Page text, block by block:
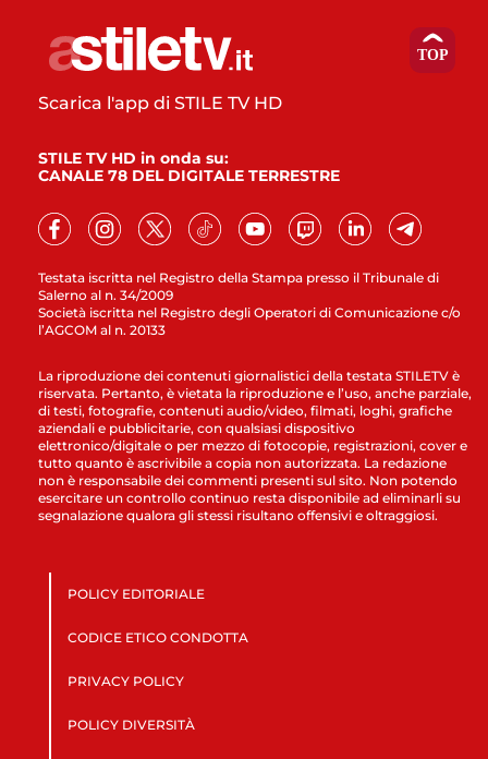
Testata iscritta nel Registro della Stampa presso il Tribunale di
Salerno al n. 34/2009
Società iscritta nel Registro degli Operatori di Comunicazione c/o
l’AGCOM al n. 20133
Scarica l'app di STILE TV HD
STILE TV HD in onda su:
CANALE 78 DEL DIGITALE TERRESTRE
La riproduzione dei contenuti giornalistici della testata STILETV è
riservata. Pertanto, è vietata la riproduzione e l’uso, anche parziale,
di testi, fotografie, contenuti audio/video, filmati, loghi, grafiche
aziendali e pubblicitarie, con qualsiasi dispositivo
elettronico/digitale o per mezzo di fotocopie, registrazioni, cover e
tutto quanto è ascrivibile a copia non autorizzata. La redazione
non è responsabile dei commenti presenti sul sito. Non potendo
esercitare un controllo continuo resta disponibile ad eliminarli su
segnalazione qualora gli stessi risultano offensivi e oltraggiosi.
POLICY EDITORIALE
CODICE ETICO CONDOTTA
PRIVACY POLICY
POLICY DIVERSITÀ